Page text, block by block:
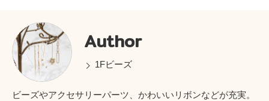
Author
1Fビーズ
ビーズやアクセサリーパーツ、かわいいリボンなどが充実。